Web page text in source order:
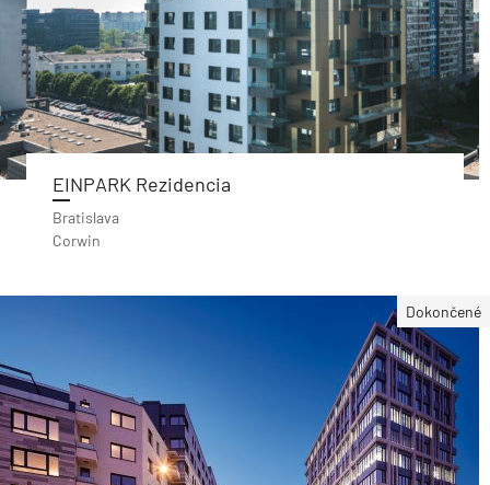
EINPARK Rezidencia
Bratislava
Corwin
Dokončené